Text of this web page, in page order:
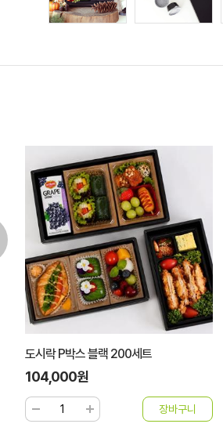
정찬블랙박스 50세트
49,500원